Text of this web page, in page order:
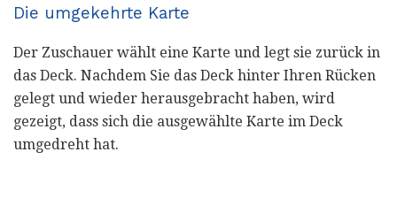
Die umgekehrte Karte
Der Zuschauer wählt eine Karte und legt sie zurück in
das Deck. Nachdem Sie das Deck hinter Ihren Rücken
gelegt und wieder herausgebracht haben, wird
gezeigt, dass sich die ausgewählte Karte im Deck
umgedreht hat.